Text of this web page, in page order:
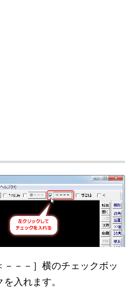
－－－］横のチェックボッ
入れます。